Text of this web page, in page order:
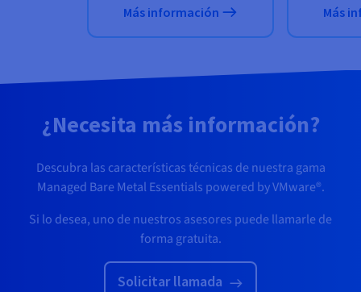
Más información Más
¿Necesita más información?
Descubra las características técnicas de nuestra gama
Managed Bare Metal Essentials powered by VMware®.
Si lo desea, uno de nuestros asesores puede llamarle de
forma gratuita.
Solicitar llamada